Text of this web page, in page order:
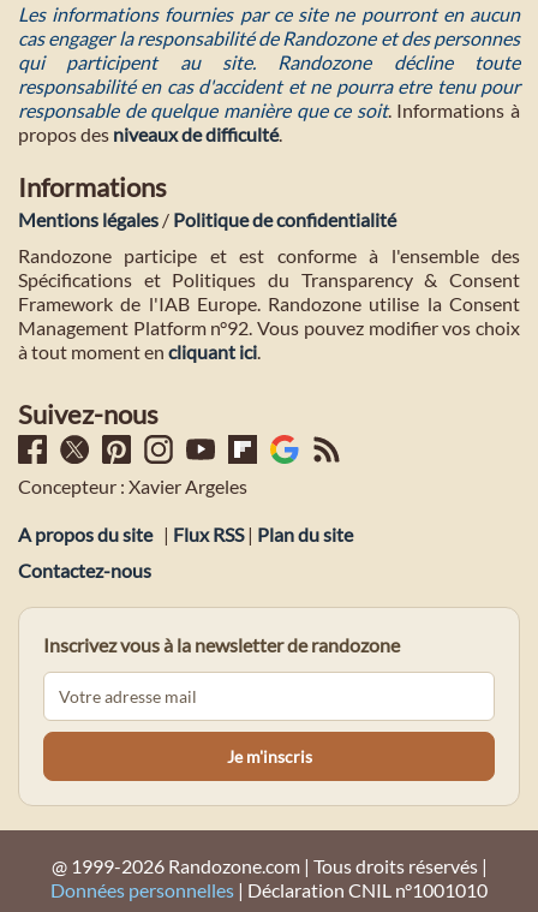
Les informations fournies par ce site ne pourront en aucun
cas engager la responsabilité de Randozone et des personnes
qui participent au site. Randozone décline toute
responsabilité en cas d'accident et ne pourra etre tenu pour
responsable de quelque manière que ce soit. Informations à
propos des niveaux de difficulté.
Informations
Mentions légales / Politique de confidentialité
Randozone participe et est conforme à l'ensemble des
Spécifications et Politiques du Transparency & Consent
Framework de l'IAB Europe. Randozone utilise la Consent
Management Platform n°92. Vous pouvez modifier vos choix
à tout moment en cliquant ici.
Suivez-nous
Concepteur : Xavier Argeles
A propos du site | Flux RSS| Plan du site
Contactez-nous
Inscrivez vous à la newsletter de randozone
@ 1999-2026 Randozone.com | Tous droits réservés |
Données personnelles | Déclaration CNIL n°1001010